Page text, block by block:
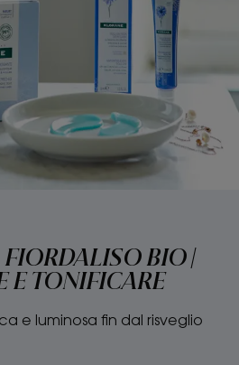
BIO |
E TONIFICARE
e luminosa fin dal risveglio